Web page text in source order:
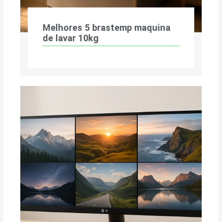
Melhores 5 brastemp maquina
de lavar 10kg